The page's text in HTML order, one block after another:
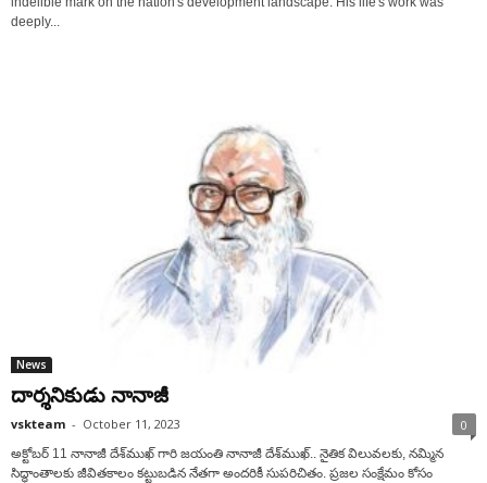
deeply...
News
దార్శనికుడు నానాజీ
vskteam - October 11, 2023 0
అక్టోబర్‌ 11 నానాజీ ‌దేశ్‌ముఖ్‌ ‌గారి జయంతి నానాజీ దేశ్‌ముఖ్‌.. ‌నైతిక విలువలకు, నమ్మిన
సిద్ధాంతాలకు జీవితకాలం కట్టుబడిన నేతగా అందరికీ సుపరిచితం. ప్రజల సంక్షేమం కోసం